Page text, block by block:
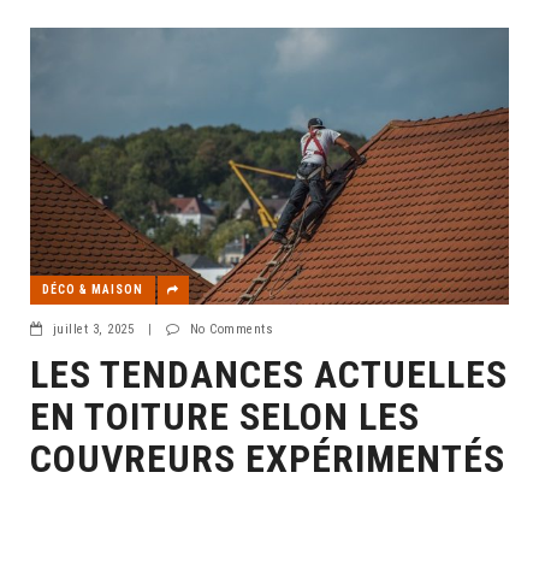
DÉCO & MAISON
juillet 3, 2025 No Comments
LES TENDANCES ACTUELLES
EN TOITURE SELON LES
COUVREURS EXPÉRIMENTÉS